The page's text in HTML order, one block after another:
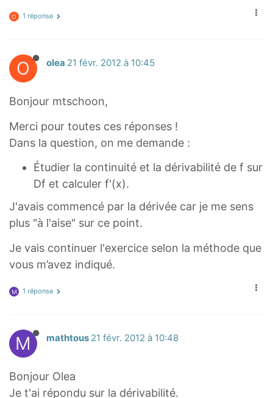
-
3
}
{
2
x
+
1
}
}
-
r
a
c
1
}
[
U
\
r
{
1
}
{
a
{
s
r
t
{
2
)
^
3
}
{
q
r
t
{
t
O 1 réponse
O olea 21 févr. 2012 à 10:45
Bonjour mtschoon,
Merci pour toutes ces réponses !
Dans la question, on me demande :
Étudier la continuité et la dérivabilité de f sur
Df et calculer f'(x).
J'avais commencé par la dérivée car je me sens
plus "à l'aise" sur ce point.
Je vais continuer l'exercice selon la méthode que
vous m’avez indiqué.
M 1 réponse
M mathtous 21 févr. 2012 à 10:48
Bonjour Olea
Je t'ai répondu sur la dérivabilité.